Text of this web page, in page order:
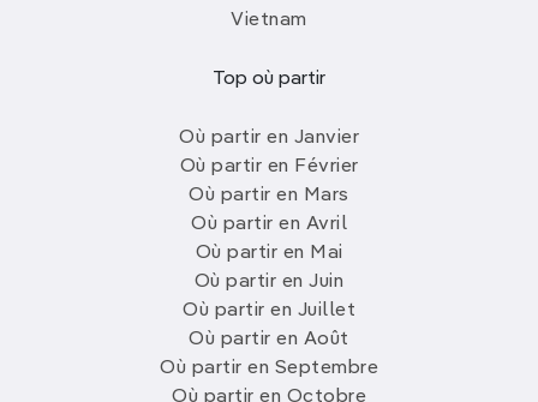
Vietnam
Top où partir
Où partir en Janvier
Où partir en Février
Où partir en Mars
Où partir en Avril
Où partir en Mai
Où partir en Juin
Où partir en Juillet
Où partir en Août
Où partir en Septembre
Où partir en Octobre